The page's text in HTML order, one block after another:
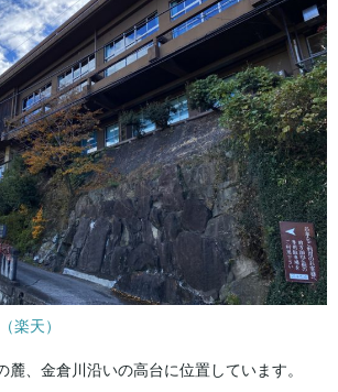
楽天）
麓、金倉川沿いの高台に位置しています。